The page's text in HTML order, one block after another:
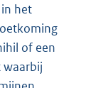
het
of een
waarbij